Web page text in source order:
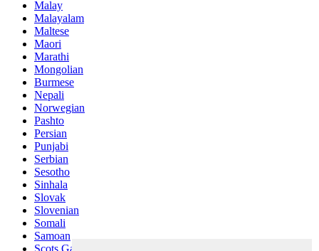
Malay
Malayalam
Maltese
Maori
Marathi
Mongolian
Burmese
Nepali
Norwegian
Pashto
Persian
Punjabi
Serbian
Sesotho
Sinhala
Slovak
Slovenian
Somali
Samoan
Scots Gaelic